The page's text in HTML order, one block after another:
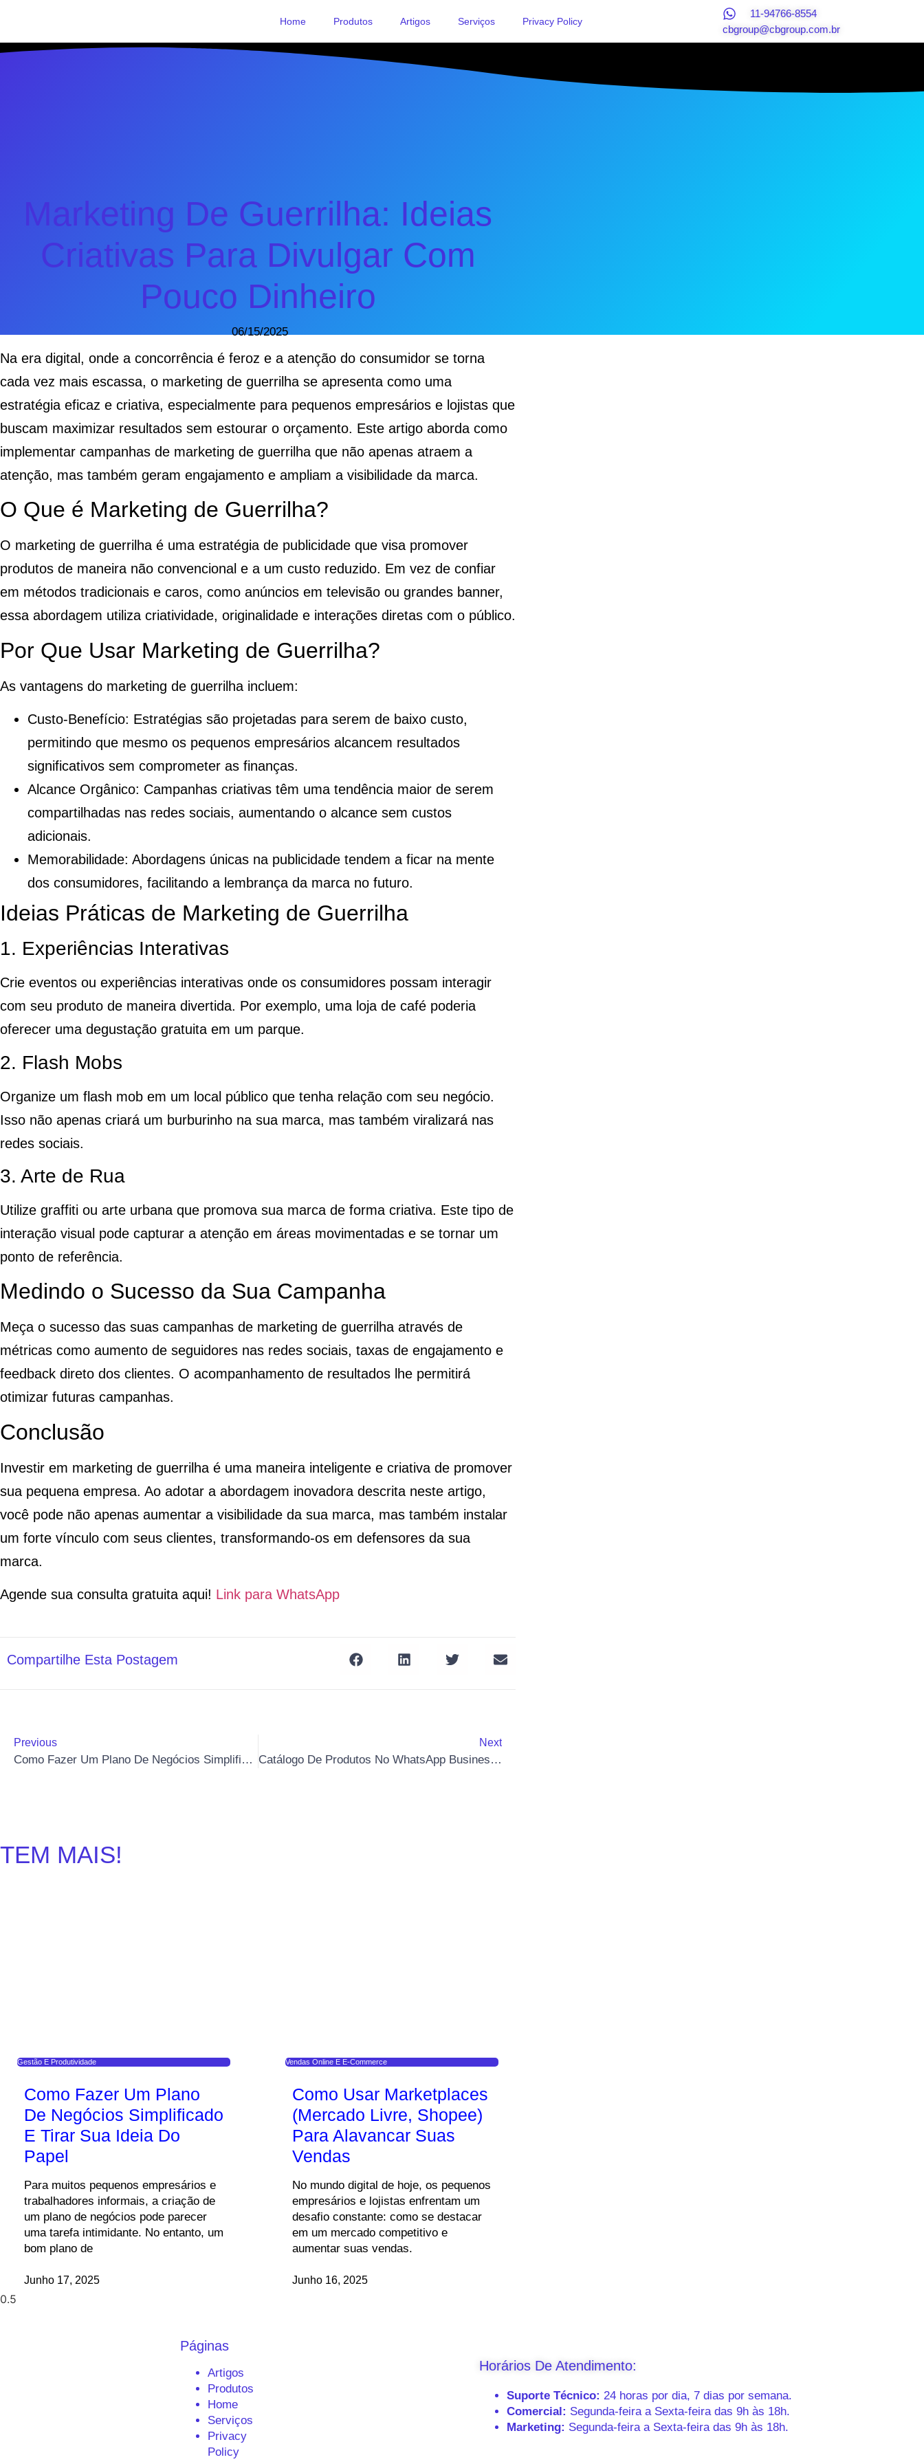
11-94766-8554
cbgroup@cbgroup.com.br
Home Produtos Artigos Serviços Privacy Policy
Marketing De Guerrilha: Ideias
Criativas Para Divulgar Com
Pouco Dinheiro
06/15/2025
Na era digital, onde a concorrência é feroz e a atenção do consumidor se torna
cada vez mais escassa, o marketing de guerrilha se apresenta como uma
estratégia eficaz e criativa, especialmente para pequenos empresários e lojistas que
buscam maximizar resultados sem estourar o orçamento. Este artigo aborda como
implementar campanhas de marketing de guerrilha que não apenas atraem a
atenção, mas também geram engajamento e ampliam a visibilidade da marca.
O Que é Marketing de Guerrilha?
O marketing de guerrilha é uma estratégia de publicidade que visa promover
produtos de maneira não convencional e a um custo reduzido. Em vez de confiar
em métodos tradicionais e caros, como anúncios em televisão ou grandes banner,
essa abordagem utiliza criatividade, originalidade e interações diretas com o público.
Por Que Usar Marketing de Guerrilha?
As vantagens do marketing de guerrilha incluem:
Custo-Benefício: Estratégias são projetadas para serem de baixo custo,
permitindo que mesmo os pequenos empresários alcancem resultados
significativos sem comprometer as finanças.
Alcance Orgânico: Campanhas criativas têm uma tendência maior de serem
compartilhadas nas redes sociais, aumentando o alcance sem custos
adicionais.
Memorabilidade: Abordagens únicas na publicidade tendem a ficar na mente
dos consumidores, facilitando a lembrança da marca no futuro.
Ideias Práticas de Marketing de Guerrilha
1. Experiências Interativas
Crie eventos ou experiências interativas onde os consumidores possam interagir
com seu produto de maneira divertida. Por exemplo, uma loja de café poderia
oferecer uma degustação gratuita em um parque.
2. Flash Mobs
Organize um flash mob em um local público que tenha relação com seu negócio.
Isso não apenas criará um burburinho na sua marca, mas também viralizará nas
redes sociais.
3. Arte de Rua
Utilize graffiti ou arte urbana que promova sua marca de forma criativa. Este tipo de
interação visual pode capturar a atenção em áreas movimentadas e se tornar um
ponto de referência.
Medindo o Sucesso da Sua Campanha
Meça o sucesso das suas campanhas de marketing de guerrilha através de
métricas como aumento de seguidores nas redes sociais, taxas de engajamento e
feedback direto dos clientes. O acompanhamento de resultados lhe permitirá
otimizar futuras campanhas.
Conclusão
Investir em marketing de guerrilha é uma maneira inteligente e criativa de promover
sua pequena empresa. Ao adotar a abordagem inovadora descrita neste artigo,
você pode não apenas aumentar a visibilidade da sua marca, mas também instalar
um forte vínculo com seus clientes, transformando-os em defensores da sua
marca.
Agende sua consulta gratuita aqui! Link para WhatsApp
Compartilhe Esta Postagem
Previous
Como Fazer Um Plano De Negócios Simplificado E Tirar Sua Ideia Do Papel.
Next
Catálogo De Produtos No WhatsApp Business: Otimize Suas Vendas
TEM MAIS!
Gestão E Produtividade
Como Fazer Um Plano
De Negócios Simplificado
E Tirar Sua Ideia Do
Papel
Para muitos pequenos empresários e
trabalhadores informais, a criação de
um plano de negócios pode parecer
uma tarefa intimidante. No entanto, um
bom plano de
Junho 17, 2025
Vendas Online E E-Commerce
Como Usar Marketplaces
(Mercado Livre, Shopee)
Para Alavancar Suas
Vendas
No mundo digital de hoje, os pequenos
empresários e lojistas enfrentam um
desafio constante: como se destacar
em um mercado competitivo e
aumentar suas vendas.
Junho 16, 2025
Páginas
Artigos
Produtos
Home
Serviços
Privacy
Policy
Horários De Atendimento:
Suporte Técnico: 24 horas por dia, 7 dias por semana.
Comercial: Segunda-feira a Sexta-feira das 9h às 18h.
Marketing: Segunda-feira a Sexta-feira das 9h às 18h.